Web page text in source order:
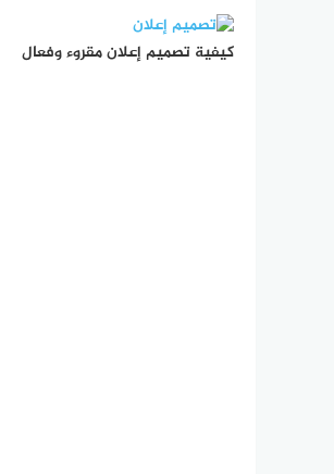
كيفية تصميم إعلان مقروء وفعال